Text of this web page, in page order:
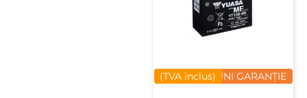
12 LUNI GARANȚIE
(TVA inclus)